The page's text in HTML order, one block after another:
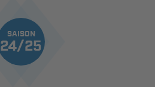
SAISON
24/25